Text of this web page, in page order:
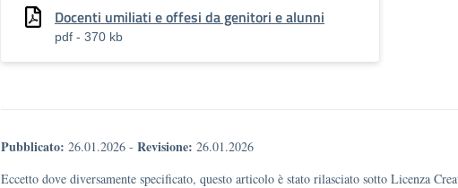
Docenti umiliati e offesi da genitori e alunni
pdf - 370 kb
Pubblicato: 26.01.2026 - Revisione: 26.01.2026
Eccetto dove diversamente specificato, questo articolo è stato rilasciato sotto Licenza